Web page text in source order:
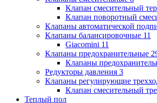
Клапан cмесительный
Клапан поворотный
Клапаны автоматической
Клапаны балансировочные 11
Giacomini 11
Клапаны предохранительные
Клапаны
Редукторы давления 3
Клапаны регулирующие
Клапан смесительный
Теплый пол